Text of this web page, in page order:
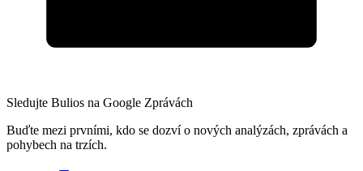
Sledujte Bulios na Google Zprávách
Buďte mezi prvními, kdo se dozví o nových analýzách, zprávách a
pohybech na trzích.